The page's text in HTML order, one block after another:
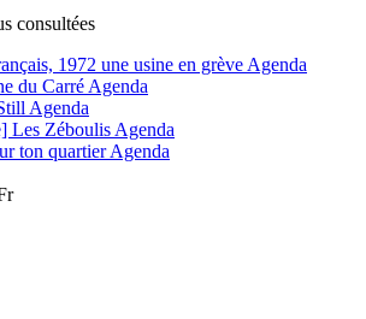
consultées
1972 une usine en grève Agenda
du Carré Agenda
Agenda
Les Zéboulis Agenda
ton quartier Agenda